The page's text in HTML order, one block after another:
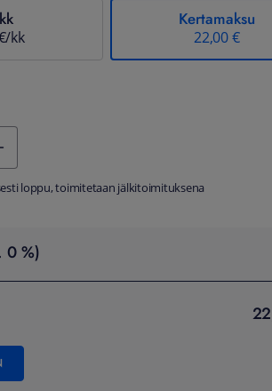
kk
Kertamaksu
22,00 €
loppu, toimitetaan jälkitoimituksena
0 %)